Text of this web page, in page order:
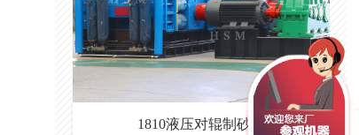
1810液压对辊制砂机